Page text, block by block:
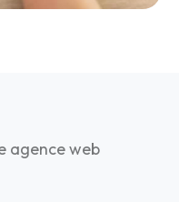
agence web